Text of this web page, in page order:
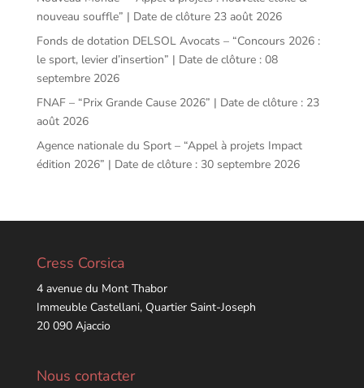
nouveau souffle” | Date de clôture 23 août 2026
Fonds de dotation DELSOL Avocats – “Concours 2026 :
le sport, levier d’insertion” | Date de clôture : 08
septembre 2026
FNAF – “Prix Grande Cause 2026” | Date de clôture : 23
août 2026
Agence nationale du Sport – “Appel à projets Impact
édition 2026” | Date de clôture : 30 septembre 2026
Cress Corsica
4 avenue du Mont Thabor
Immeuble Castellani, Quartier Saint-Joseph
20 090 Ajaccio
Nous contacter